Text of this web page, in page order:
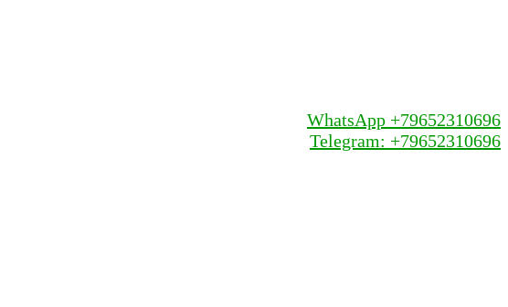
WhatsApp +79652310696
Telegram: +79652310696